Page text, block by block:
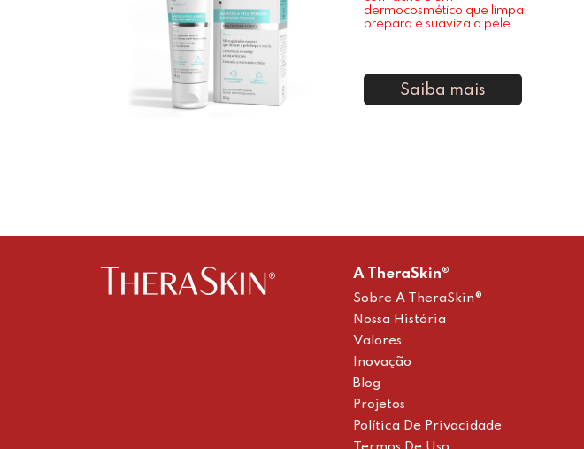
dermocosmético que limpa,
prepara e suaviza a pele.
Saiba mais
A TheraSkin®
Sobre A TheraSkin®
Nossa História
Valores
Inovação
Blog
Projetos
Política De Privacidade